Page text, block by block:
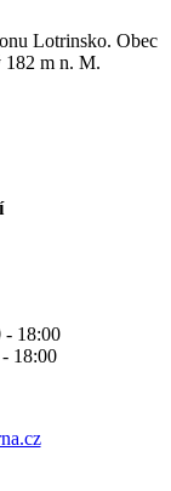
Lotrinsko. Obec
182 m n. M.
- 18:00
18:00